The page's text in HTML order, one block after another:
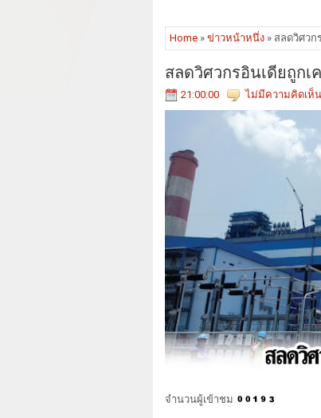
Home » ข่าวหน้าหนึ่ง » สลดวิศวก
สลดวิศวกรอินเดียถูก
21:00:00 ไม่มีความคิดเห็
จำนวนผู้เข้าชม